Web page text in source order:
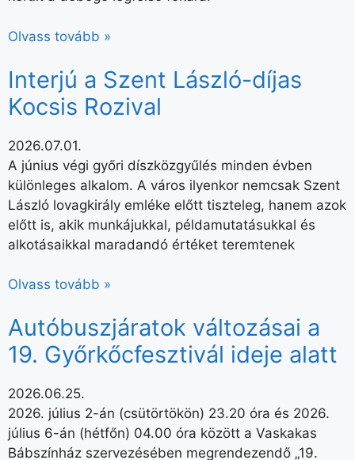
Olvass tovább »
Interjú a Szent László-díjas
Kocsis Rozival
2026.07.01.
A június végi győri díszközgyűlés minden évben
különleges alkalom. A város ilyenkor nemcsak Szent
László lovagkirály emléke előtt tiszteleg, hanem azok
előtt is, akik munkájukkal, példamutatásukkal és
alkotásaikkal maradandó értéket teremtenek
Olvass tovább »
Autóbuszjáratok változásai a
19. Győrkőcfesztivál ideje alatt
2026.06.25.
2026. július 2-án (csütörtökön) 23.20 óra és 2026.
július 6-án (hétfőn) 04.00 óra között a Vaskakas
Bábszínház szervezésében megrendezendő „19.